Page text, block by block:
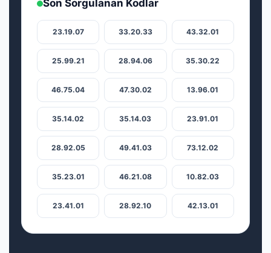
Son Sorgulanan Kodlar
23.19.07 33.20.33 43.32.01
25.99.21 28.94.06 35.30.22
46.75.04 47.30.02 13.96.01
35.14.02 35.14.03 23.91.01
28.92.05 49.41.03 73.12.02
35.23.01 46.21.08 10.82.03
23.41.01 28.92.10 42.13.01